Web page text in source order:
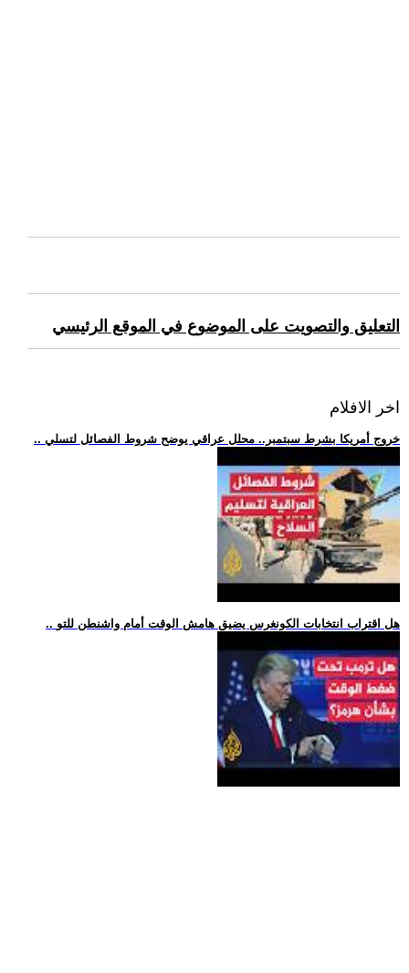
التعليق والتصويت على الموضوع في الموقع الرئيسي
اخر الافلام
.. خروج أمريكا بشرط سبتمبر.. محلل عراقي يوضح شروط الفصائل لتسلي
.. هل اقتراب انتخابات الكونغرس يضيق هامش الوقت أمام واشنطن للتو